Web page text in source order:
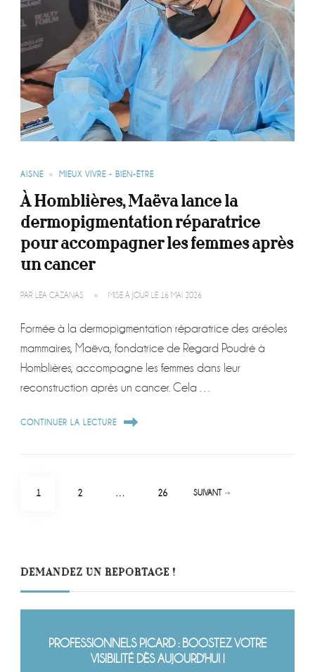
AISNE MIEUX VIVRE - BIEN-ÊTRE
À Homblières, Maëva lance la
dermopigmentation réparatrice
pour accompagner les femmes après
un cancer
PAR LÉA CAZANAS MISE À JOUR LE 16 MAI 2026
Formée à la dermopigmentation réparatrice des aréoles
mammaires, Maëva, fondatrice de Regard Poudré à
Homblières, accompagne les femmes dans leur
reconstruction après un cancer. Cela …
CONTINUER LA LECTURE
Pagination
PAGE
1 PAGE
2 … PAGE
26 SUIVANT
DEMANDEZ UN REPORTAGE !
PROFESSIONNELS PICARD : BOOSTEZ VOTRE
VISIBILITÉ DÈS AUJOURD'HUI !